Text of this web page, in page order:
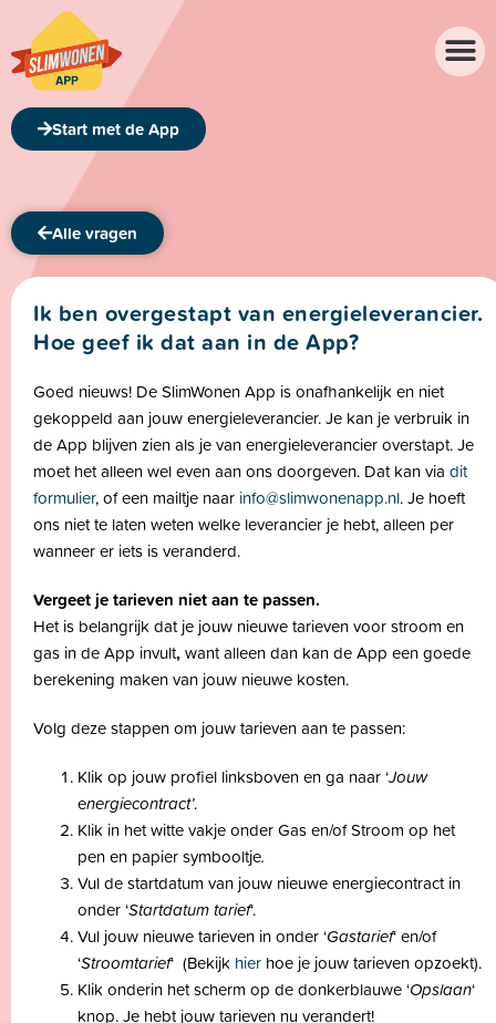
Start met de App
Alle vragen
Ik ben overgestapt van energieleverancier.
Hoe geef ik dat aan in de App?
Goed nieuws! De SlimWonen App is onafhankelijk en niet
gekoppeld aan jouw energieleverancier. Je kan je verbruik in
de App blijven zien als je van energieleverancier overstapt. Je
moet het alleen wel even aan ons doorgeven. Dat kan via dit
formulier, of een mailtje naar info@slimwonenapp.nl. Je hoeft
ons niet te laten weten welke leverancier je hebt, alleen per
wanneer er iets is veranderd.
Vergeet je tarieven niet aan te passen.
Het is belangrijk dat je jouw nieuwe tarieven voor stroom en
gas in de App invult,want alleen dan kan de App een goede
berekening maken van jouw nieuwe kosten.
Volg deze stappen om jouw tarieven aan te passen:
Klik op jouw profiel linksboven en ga naar ‘Jouw
energiecontract’.
Klik in het witte vakje onder Gas en/of Stroom op het
pen en papier symbooltje.
Vul de startdatum van jouw nieuwe energiecontract in
onder ‘Startdatum tarief‘.
Vul jouw nieuwe tarieven in onder ‘Gastarief‘ en/of
‘Stroomtarief‘ (Bekijk hier hoe je jouw tarieven opzoekt).
Klik onderin het scherm op de donkerblauwe ‘Opslaan‘
knop. Je hebt jouw tarieven nu verandert!